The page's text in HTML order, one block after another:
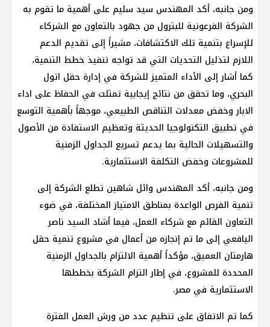
ومن جانبه، أكد المهندس سيد سليم على أهمية ما تقوم به
الشركة الفرعونية للبترول من جهود بالتعاون مع الشركاء
للإسراع بتنمية تلك الاكتشافات، مشيراً إلى تقديم الدعم
اللازم لتذليل التحديات التي قد تواجه تنفيذ خطط التنمية،
كما أشار إلى الأداء المتميز للشركة في إدارة حقل اتول
البحري، وما تحقق من نتائج إيجابية تمثلت في الحفاظ على اداء
الابار وخفض معدلات التناقص الطبيعي، موجهاً بأهمية التوسع
في تطبيق التكنولوجيا الحديثة وتعظيم الاستفادة من الأصول
والتسهيلات الحالية بما يدعم تسريع الجداول الزمنية
للمشروعات وخفض التكلفة الاستثمارية.
ومن جانبه، أكد المهندس وائل شاهين تطلع الشركة إلى
تنمية الفرص الواعدة بمناطق الامتياز المختلفة، في ضوء
التعاون القائم مع شركاء العمل، فيما أشاد السيد ناصر
اليافعي إلى ما تم إنجازه من أعمال في مشروع تنمية حقل
هارمتان العميق، مؤكداً أهمية الالتزام بالجداول الزمنية
المحددة للمشروع، في إطار التزام الشركة بخططها
الاستثمارية في مصر.
كما تم الاتفاق على تنظيم عدد من ورش العمل الفترة